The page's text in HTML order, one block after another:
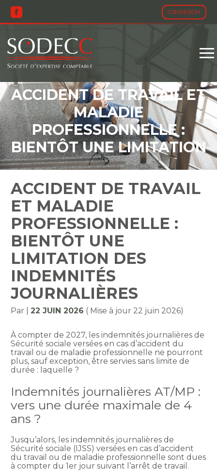
CONNEXION
Aller
au
ACCIDENT DE TRAVAIL ET
MALADIE
PROFESSIONNELLE :
BIENTÔT UNE LIMITATION
DES INDEMNITÉS
JOURNALIÈRES
ACCIDENT DE TRAVAIL
ET MALADIE
PROFESSIONNELLE :
BIENTÔT UNE
LIMITATION DES
INDEMNITÉS
JOURNALIÈRES
Par |22 JUIN 2026 ( Mise à jour 22 juin 2026)
À compter de 2027, les indemnités journalières de
Sécurité sociale versées en cas d’accident du
travail ou de maladie professionnelle ne pourront
plus, sauf exception, être servies sans limite de
durée : laquelle ?
Indemnités journalières AT/MP :
vers une durée maximale de 4
ans ?
Jusqu’alors, les indemnités journalières de
Sécurité sociale (IJSS) versées en cas d’accident
du travail ou de maladie professionnelle sont dues
à compter du 1er jour suivant l’arrêt de travail.